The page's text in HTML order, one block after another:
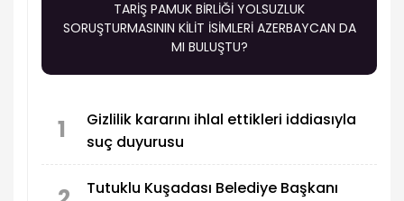
TARİŞ PAMUK BİRLİĞİ YOLSUZLUK
SORUŞTURMASININ KİLİT İSİMLERİ AZERBAYCAN DA
MI BULUŞTU?
1
Gizlilik kararını ihlal ettikleri iddiasıyla
suç duyurusu
Tutuklu Kuşadası Belediye Başkanı